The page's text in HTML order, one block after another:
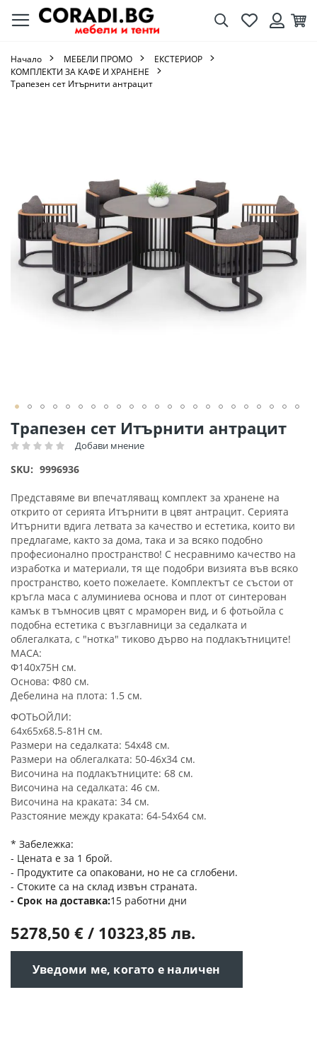
ТърсенеЛюбими
Начало МЕБЕЛИ ПРОМО
ЕКСТЕРИОР
КОМПЛЕКТИ ЗА КАФЕ И ХРАНЕНЕ
Трапезен сет Итърнити антрацит
Трапезен сет Итърнити антрацит
Рейтинг: Добави мнение
SKU 9996936
Представяме ви впечатляващ комплект за хранене на
открито от серията Итърнити в цвят антрацит. Серията
Итърнити вдига летвата за качество и естетика, които ви
предлагаме, както за дома, така и за всяко подобно
професионално пространство! С несравнимо качество на
изработка и материали, тя ще подобри визията във всяко
пространство, което пожелаете. Комплектът се състои от
кръгла маса с алуминиева основа и плот от синтерован
камък в тъмносив цвят с мраморен вид, и 6 фотьойла с
подобна естетика с възглавници за седалката и
облегалката, с "нотка" тиково дърво на подлакътниците!
МАСА:
Φ140x75H см.
Основа: Φ80 см.
Дебелина на плота: 1.5 см.
ФОТЬОЙЛИ:
64x65x68.5-81H см.
Размери на седалката: 54x48 см.
Размери на облегалката: 50-46x34 см.
Височина на подлакътниците: 68 см.
Височина на седалката: 46 см.
Височина на краката: 34 см.
Разстояние между краката: 64-54x64 см.
* Забележка:
- Цената е за 1 брой.
- Продуктите са опаковани, но не са сглобени.
- Стоките са на склад извън страната.
Срок на доставка 15 работни дни
5278,50 € / 10323,85 лв.
Уведоми ме, когато е наличен
изображенията
Преминете
към
началото
на
със
снимки